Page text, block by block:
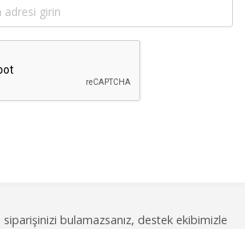
siparişinizi bulamazsanız, destek ekibimizle